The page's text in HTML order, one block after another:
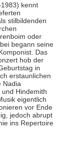
kennt
stilbildenden
oder
begann seine
Das
hob der
in
erstaunlichen
Nadia
Hindemith
eigentlich
vor Ende
jedoch abrupt
ins Repertoire